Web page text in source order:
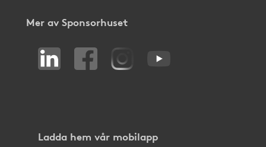
Mer av Sponsorhuset
Ladda hem vår mobilapp